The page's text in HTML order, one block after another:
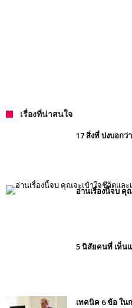
เรื่องที่น่าสนใจ
17 สิ่งที่ บ่งบอก
อ่านเรื่องนี้จบ คุ
5 นิสัยคนที่ เห็นเ
เทคนิค 6 ข้อ ใน